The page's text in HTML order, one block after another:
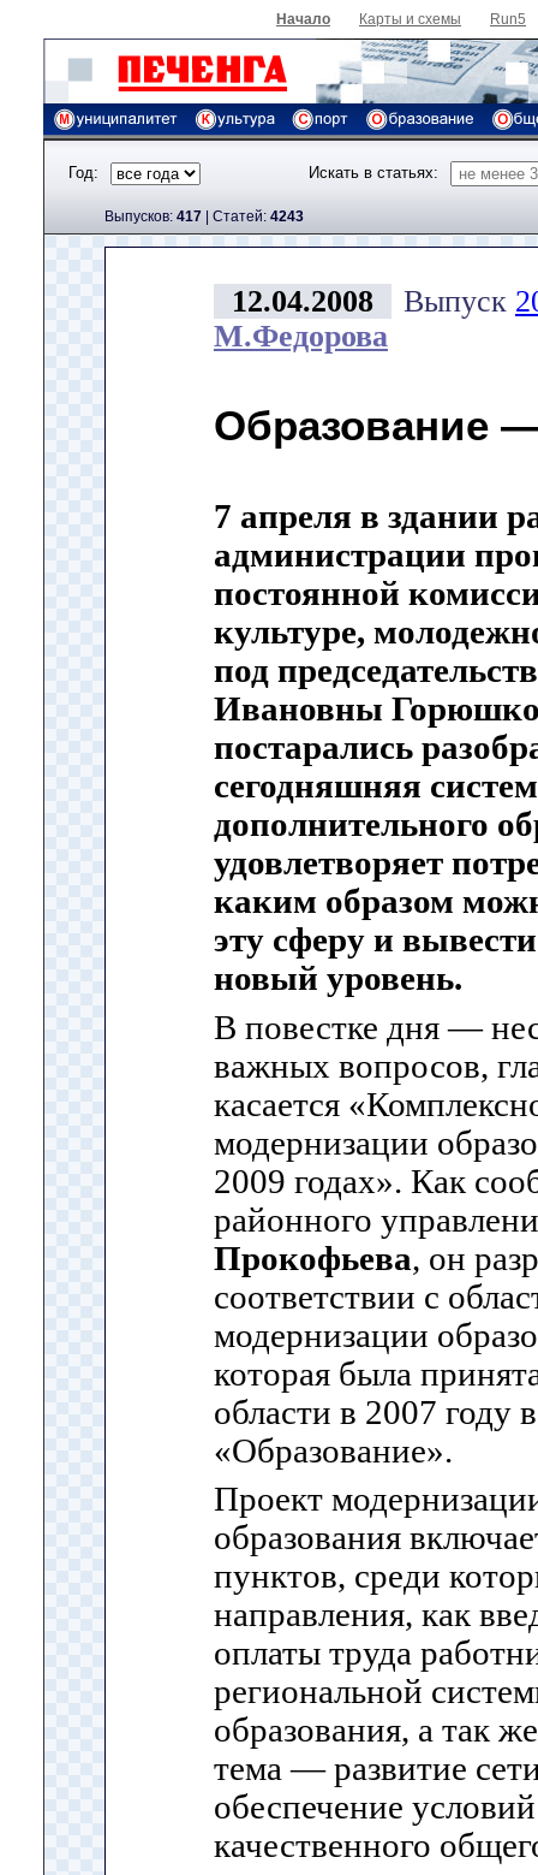
Начало Карты и схемы Run5
Год: Искать в статьях:
Выпусков: 417 | Cтатей: 4243
12.04.2008 Выпуск
М.Федорова
Образование
7 апреля в здании
администрации
постоянной
культуре,
под
Ивановны
постарались
сегодняшняя
дополнительного
удовлетворяет
каким образом
эту сферу и
новый уровень.
В повестке дня —
важных вопросов,
касается
модернизации
2009 годах». Как
районного
Прокофьева, он
соответствии с
модернизации
которая была
области в 2007 году
«Образование».
Проект
образования
пунктов, среди
направления, как
оплаты труда
региональной
образования, а так
тема — развитие
обеспечение
качественного